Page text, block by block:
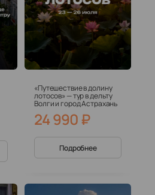
«Путешествие в долину
лотосов» — тур в дельту
Волги и город Астрахань
24 990₽
Подробнее